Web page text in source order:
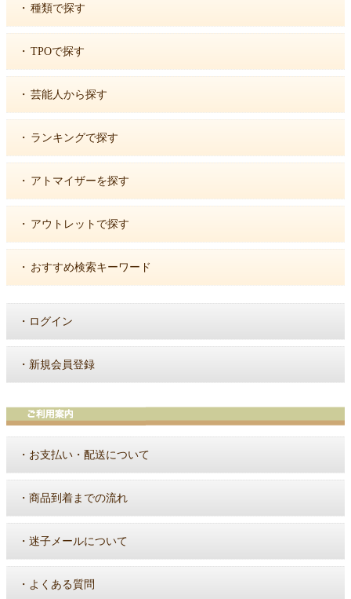
・ 種類で探す
・ TPOで探す
・ 芸能人から探す
・ ランキングで探す
・ アトマイザーを探す
・ アウトレットで探す
・ おすすめ検索キーワード
・ ログイン
・ 新規会員登録
・ お支払い・配送について
・ 商品到着までの流れ
・ 迷子メールについて
・ よくある質問